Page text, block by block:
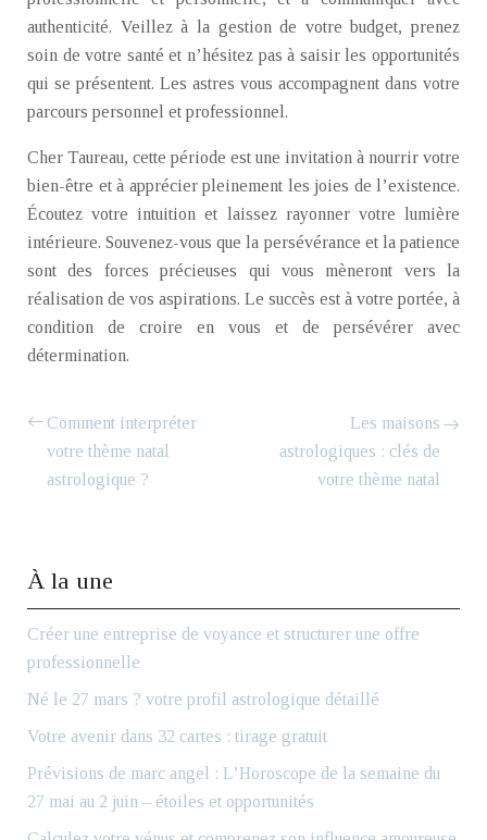
authenticité. Veillez à la gestion de votre budget, prenez
soin de votre santé et n’hésitez pas à saisir les opportunités
qui se présentent. Les astres vous accompagnent dans votre
parcours personnel et professionnel.
Cher Taureau, cette période est une invitation à nourrir votre
bien-être et à apprécier pleinement les joies de l’existence.
Écoutez votre intuition et laissez rayonner votre lumière
intérieure. Souvenez-vous que la persévérance et la patience
sont des forces précieuses qui vous mèneront vers la
réalisation de vos aspirations. Le succès est à votre portée, à
condition de croire en vous et de persévérer avec
détermination.
Comment interpréter
votre thème natal
astrologique ?
Les maisons
astrologiques : clés de
votre thème natal
À la une
Créer une entreprise de voyance et structurer une offre
professionnelle
Né le 27 mars ? votre profil astrologique détaillé
Votre avenir dans 32 cartes : tirage gratuit
Prévisions de marc angel : L’Horoscope de la semaine du
27 mai au 2 juin – étoiles et opportunités